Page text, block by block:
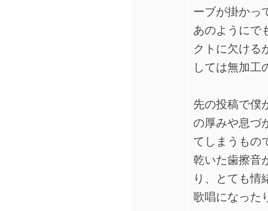
ーブが掛かっ
あのようにで
クトに欠ける
しては無加工
先の投稿で僕
の厚みや息づ
てしまうもの
乾いた歯擦音
り、とても情
歌唱になった